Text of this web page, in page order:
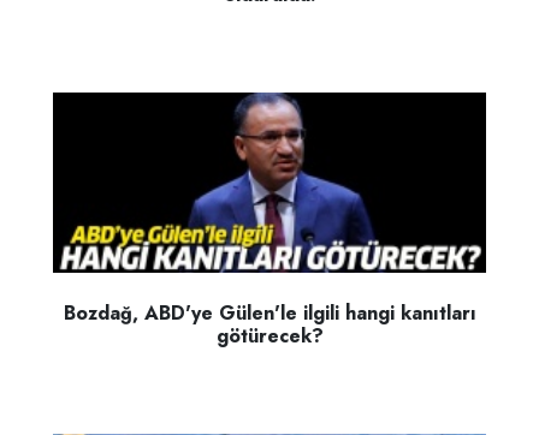
Bozdağ, ABD'ye Gülen'le ilgili hangi kanıtları
götürecek?